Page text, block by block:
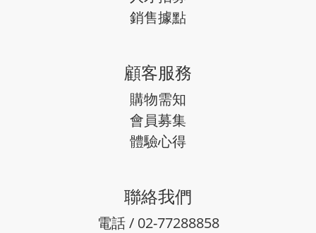
銷售據點
顧客服務
購物需知
會員募集
體驗心得
聯絡我們
電話 / 02-77288858